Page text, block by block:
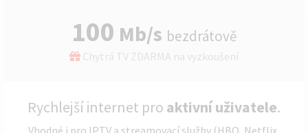
100 Mb/s bezdrátově
Chytrá TV ZDARMA na vyzkoušení
Rychlejší internet pro aktivní uživatele.
Vhodné i pro IPTV a streamovací služby (HBO, Netflix,